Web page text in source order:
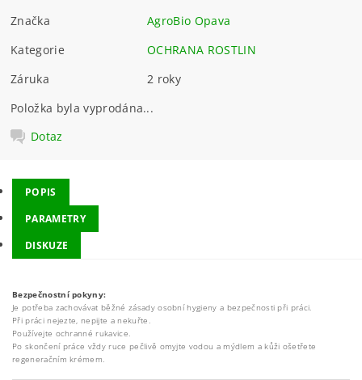
Značka
AgroBio Opava
Kategorie
OCHRANA ROSTLIN
Záruka
2 roky
Položka byla vyprodána...
Dotaz
POPIS
PARAMETRY
DISKUZE
Bezpečnostní pokyny:
Je potřeba zachovávat běžné zásady osobní hygieny a bezpečnosti při práci.
Při práci nejezte, nepijte a nekuřte.
Používejte ochranné rukavice.
Po skončení práce vždy ruce pečlivě omyjte vodou a mýdlem a kůži ošetřete
regeneračním krémem.